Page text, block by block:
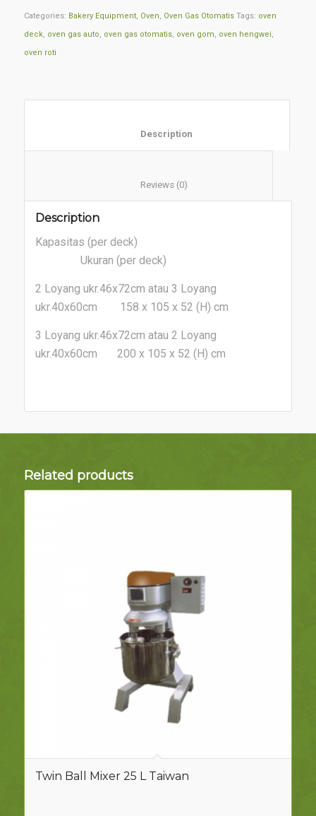
Categories: Bakery Equipment, Oven, Oven Gas Otomatis Tags: oven
deck, oven gas auto, oven gas otomatis, oven gom, oven hengwei,
oven roti
Description
Kapasitas (per deck)
Ukuran (per deck)
2 Loyang ukr.46x72cm atau 3 Loyang
ukr.40x60cm 158 x 105 x 52 (H) cm
3 Loyang ukr.46x72cm atau 2 Loyang
ukr.40x60cm 200 x 105 x 52 (H) cm
Related products
Twin Ball Mixer 25 L Taiwan